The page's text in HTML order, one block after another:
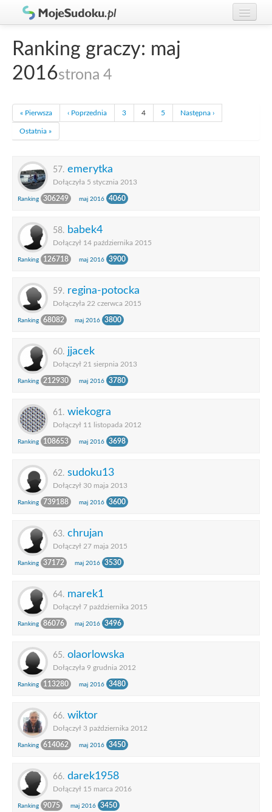
Gracze
Ranking graczy: maj
2016strona 4
« Pierwsza ‹ Poprzednia 3 4 5 Następna ›
Ostatnia »
57. emerytka
Dołączyła 5 stycznia 2013
Ranking 306249 maj 2016 4060
58. babek4
Dołączył 14 października 2015
Ranking 126718 maj 2016 3900
59. regina-potocka
Dołączyła 22 czerwca 2015
Ranking 68082 maj 2016 3800
60. jjacek
Dołączył 21 sierpnia 2013
Ranking 212930 maj 2016 3780
61. wiekogra
Dołączył 11 listopada 2012
Ranking 108653 maj 2016 3698
62. sudoku13
Dołączył 30 maja 2013
Ranking 739188 maj 2016 3600
63. chrujan
Dołączył 27 maja 2015
Ranking 37172 maj 2016 3530
64. marek1
Dołączył 7 października 2015
Ranking 86076 maj 2016 3496
65. olaorlowska
Dołączyła 9 grudnia 2012
Ranking 113280 maj 2016 3480
66. wiktor
Dołączył 3 października 2012
Ranking 614062 maj 2016 3450
66. darek1958
Dołączył 15 marca 2016
Ranking 9075 maj 2016 3450